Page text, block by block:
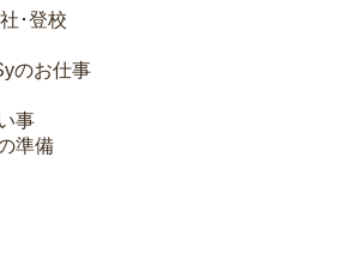
･登校
のお仕事
事
準備